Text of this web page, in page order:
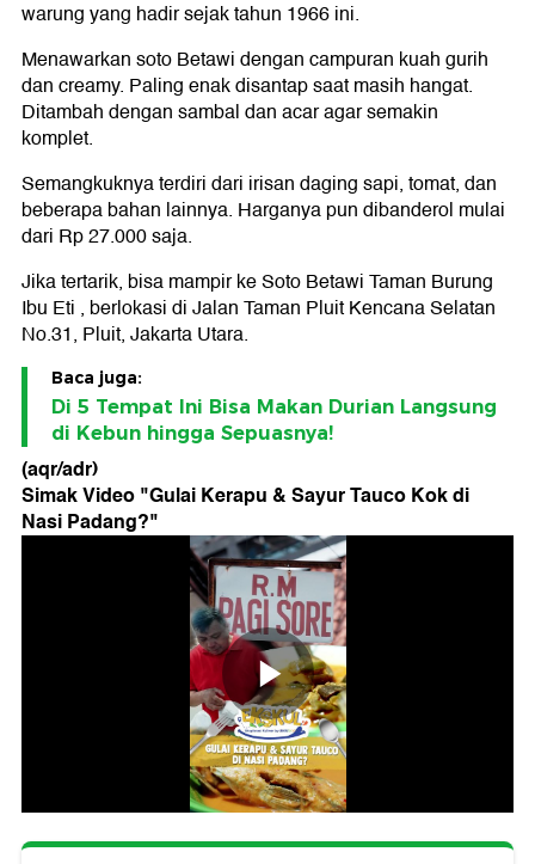
warung yang hadir sejak tahun 1966 ini.
Menawarkan soto Betawi dengan campuran kuah gurih
dan creamy. Paling enak disantap saat masih hangat.
Ditambah dengan sambal dan acar agar semakin
komplet.
Semangkuknya terdiri dari irisan daging sapi, tomat, dan
beberapa bahan lainnya. Harganya pun dibanderol mulai
dari Rp 27.000 saja.
Jika tertarik, bisa mampir ke Soto Betawi Taman Burung
Ibu Eti , berlokasi di Jalan Taman Pluit Kencana Selatan
No.31, Pluit, Jakarta Utara.
Baca juga:
Di 5 Tempat Ini Bisa Makan Durian Langsung
di Kebun hingga Sepuasnya!
(aqr/adr)
Simak Video "Gulai Kerapu & Sayur Tauco Kok di
Nasi Padang?"